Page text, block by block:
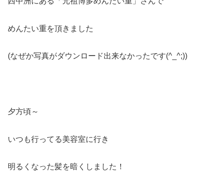
めんたい重を頂きました
(なぜか写真がダウンロード出来なかったです(^_^;))
夕方頃～
いつも行ってる美容室に行き
明るくなった髪を暗くしました！